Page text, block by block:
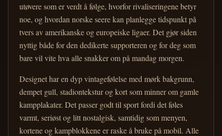
utøvere som er verdt å følge, hvorfor rivaliseringene betyr
noe, og hvordan norske seere kan planlegge tidspunkt på
tvers av amerikanske og europeiske ligaer. Det gjør siden
nyttig både for den dedikerte supporteren og for deg som
bare vil vite hva alle snakker om på mandag morgen.
Designet har en dyp vintagefølelse med mørk bakgrunn,
dempet gull, stadiontekstur og kort som minner om gamle
kampplakater. Det passer godt til sport fordi det føles
varmt, seriøst og litt nostalgisk, samtidig som menyen,
kortene og kampblokkene er raske å bruke på mobil. Alle